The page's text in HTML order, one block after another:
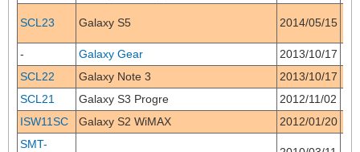
SCL23 Galaxy S5 2014/05/15
- Galaxy Gear 2013/10/17
SCL22
Galaxy Note 3 2013/10/17
SCL21
Galaxy S3 Progre 2012/11/02
ISW11SC
Galaxy S2 WiMAX 2012/01/20
SMT-